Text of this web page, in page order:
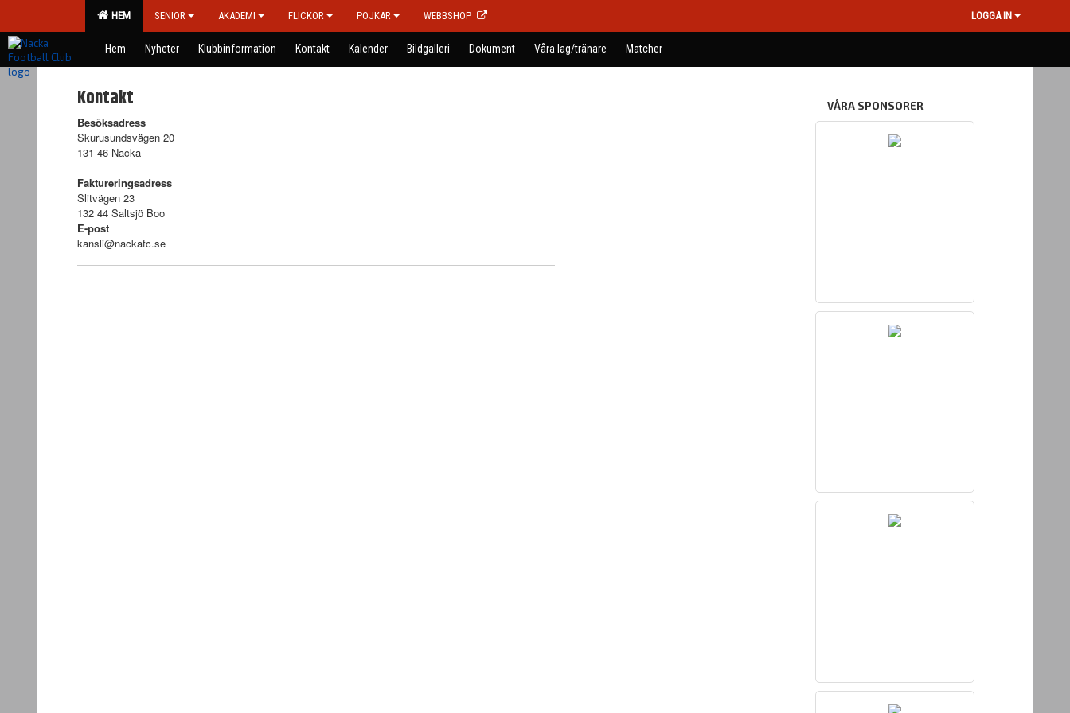
HEM SENIOR AKADEMI FLICKOR POJKAR WEBBSHOP LOGGA IN
Hem Nyheter Klubbinformation Kontakt Kalender Bildgalleri Dokument Våra lag/tränare Matcher
Kontakt
Besöksadress
Skurusundsvägen 20
131 46 Nacka
Faktureringsadress
Slitvägen 23
132 44 Saltsjö Boo
E-post
kansli@nackafc.se
VÅRA SPONSORER